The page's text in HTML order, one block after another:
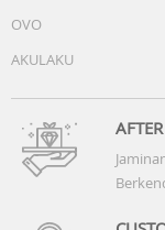
OVO
AKULAKU